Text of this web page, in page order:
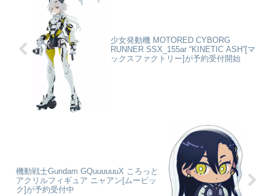
少女発動機 MOTORED CYBORG
RUNNER SSX_155ar “KINETIC ASH”[マ
ックスファクトリー]が予約受付開始
機動戦士Gundam GQuuuuuuX ころっと
アクリルフィギュア ニャアン[ムービッ
ク]が予約受付中